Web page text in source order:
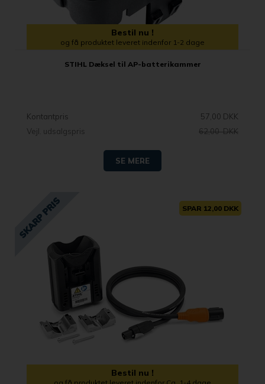
Bestil nu !
og få produktet leveret indenfor 1-2 dage
STIHL Dæksel til AP-batterikammer
Kontantpris
57,00 DKK
Vejl. udsalgspris
62,00 DKK
SE MERE
SPAR 12,00 DKK
Bestil nu !